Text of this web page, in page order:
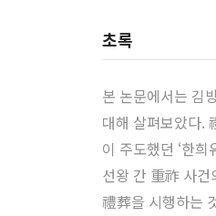
초록
본 논문에서는 김
대해 살펴보았다.
이 주도했던 ‘한
선왕 간 重祚 사건
禮葬을 시행하는